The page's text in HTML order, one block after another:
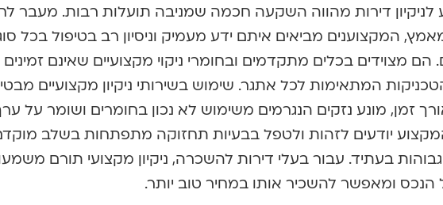
דירות מהווה השקעה חכמה שמניבה תועלות רבות. מעבר
המקצוענים מביאים איתם ידע מעמיק וניסיון רב בטיפול בכל
מצוידים בכלים מתקדמים ובחומרי ניקוי מקצועיים שאינם זמינים
המתאימות לכל אתגר. שימוש בשירותי ניקיון מקצועיים
זמן, מונע נזקים הנגרמים משימוש לא נכון בחומרים ושומר על
יודעים לזהות ולטפל בבעיות תחזוקה מתפתחות בשלב
גבוהות בעתיד. עבור בעלי דירות להשכרה, ניקיון מקצועי תורם
ומאפשר להשכיר אותו במחיר טוב יותר.